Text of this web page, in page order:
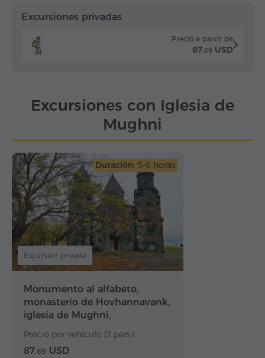
Excursiones privadas
Precio a partir de
87.69 USD
Excursiones con Iglesia de
Mughni
Duración: 5-6 horas
Excursión privada
Monumento al alfabeto,
monasterio de Hovhannavank,
iglesia de Mughni,
monasterio…
Precio por vehículo (2 pers.)
87.69 USD